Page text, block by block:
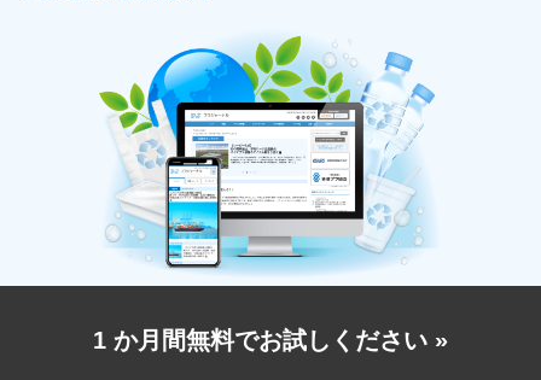
1 か月間無料でお試しください »